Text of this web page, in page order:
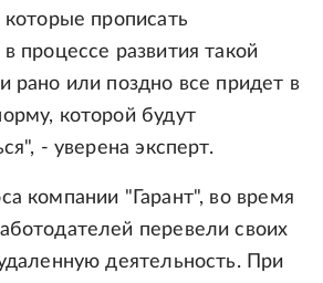
которые прописать
процессе развития такой
рано или поздно все придет в
которой будут
- уверена эксперт.
компании "Гарант", во время
перевели своих
деятельность. При